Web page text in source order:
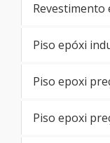
Revestimento
Piso epóxi
Piso epoxi
Piso epoxi